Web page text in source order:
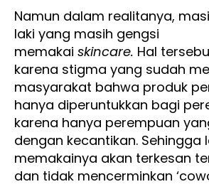
Namun dalam realitanya,
laki yang masih gengsi
memakai skincare. Hal
karena stigma yang sudah
masyarakat bahwa produk
hanya diperuntukkan bagi
karena hanya perempuan
dengan kecantikan. Sehingga
memakainya akan terkesan
dan tidak mencerminkan